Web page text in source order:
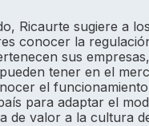
Ricaurte sugiere a los
conocer la
sus
tener en el
el
para adaptar el
de valor a la cultura